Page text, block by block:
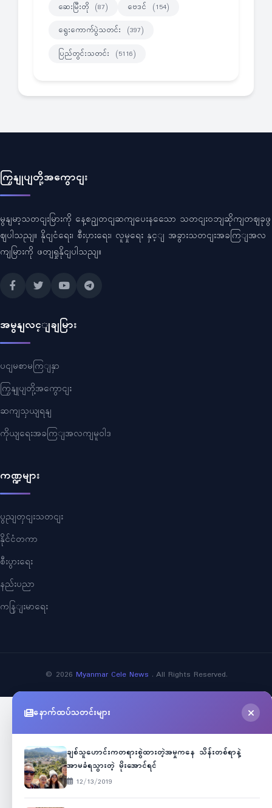
ဆေးမြီးတို (87) ဗေဒင် (154)
ရွေးကောက်ပွဲသတင်း (397)
ပြည်တွင်းသတင်း (5116)
ကြှနျုပျတို့အကွောငျး
မွနျမာ့သတငျးမြားကို နေ့စဥျတငျဆကျပေးနသေော သတငျးဝဘျဆိုကျတဈခုဖွ
ဈပါသညျ။ နိုငျငံရေး၊ စီးပှားရေး၊ လူမှုရေး နှင့ျ အခွားသတငျးအခကြျအလ
ကျမြားကို ဖတျရှုနိုငျပါသညျ။
အမွနျလင့ျချမြား
ပငျမစာမကြျနှာ
ကြှနျုပျတို့အကွောငျး
ဆကျသှယျရနျ
ကိုယျရေးအခကြျအလကျမူဝါဒ
ကဏ္ဍများ
ပွညျတှငျးသတငျး
နိုင်ငံတကာ
စီးပွားရေး
နည်းပညာ
ကနြျးမာရေး
© 2026 Myanmar Cele News . All Rights Reserved.
နောက်ထပ်သတင်းများ
ချစ်သူဟောင်းကတရားစွဲထားတဲ့အမှုကနေ သိန်းတစ်ရာနဲ့
အာမခံရသွားတဲ့ မိုးအောင်ရင်
12/13/2019